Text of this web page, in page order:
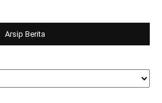
Arsip Berita